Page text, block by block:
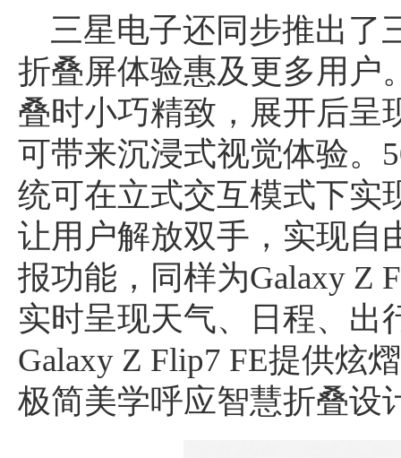
三星电子还同步推出了
折叠屏体验惠及更多用户
叠时小巧精致，展开后呈
可带来沉浸式视觉体验。
统可在立式交互模式下实
让用户解放双手，实现自
报功能，同样为Galaxy Z
实时呈现天气、日程、出
Galaxy Z Flip7 FE提供炫
极简美学呼应智慧折叠设